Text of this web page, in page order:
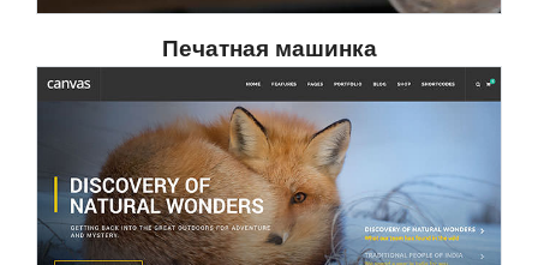
Печатная машинка